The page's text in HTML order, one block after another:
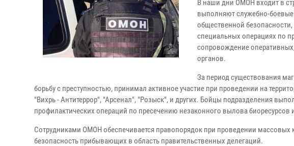
В наши дни ОМОН входит в
выполняют служебно-
общественной
специальных операциях по
сопровождение
органов.
За период существования
борьбу с преступностью, принимал активное участие при проведении на
"Вихрь - Антитеррор", "Арсенал", "Розыск", и других. Бойцы подразделения
профилактических операций по пресечению незаконного вылова биоресурсов
Сотрудниками ОМОН обеспечивается правопорядок при проведении массовых
безопасность прибывающих в область правительственных делегаций.